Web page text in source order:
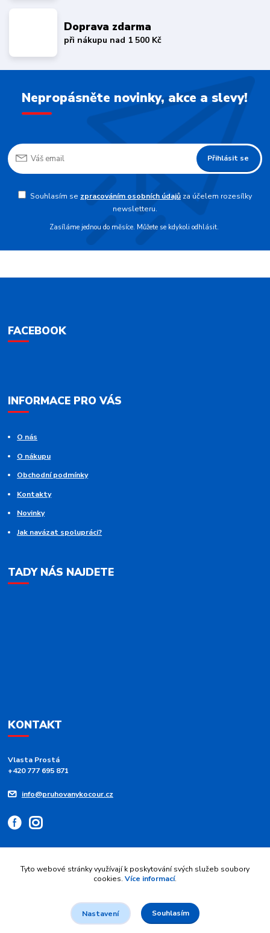
Doprava zdarma
při nákupu nad 1 500 Kč
Nepropásněte novinky, akce a slevy!
Přihlásit se
Souhlasím se zpracováním osobních údajůza účelem rozesílky
newsletteru.
Zasíláme jednou do měsíce. Můžete se kdykoli odhlásit.
FACEBOOK
INFORMACE PRO VÁS
O nás
O nákupu
Obchodní podmínky
Kontakty
Novinky
Jak navázat spolupráci?
TADY NÁS NAJDETE
KONTAKT
Vlasta Prostá
+420 777 695 871
info@pruhovanykocour.cz
Upravit sběr cookies.
© 2026 Pruhovaný kocour - modré pruhy 💙 srdce z duhy | Vytvořil
Maier
.
Tyto webové stránky využívají k poskytování svých služeb soubory
cookies. Více informací.
Nastavení Souhlasím